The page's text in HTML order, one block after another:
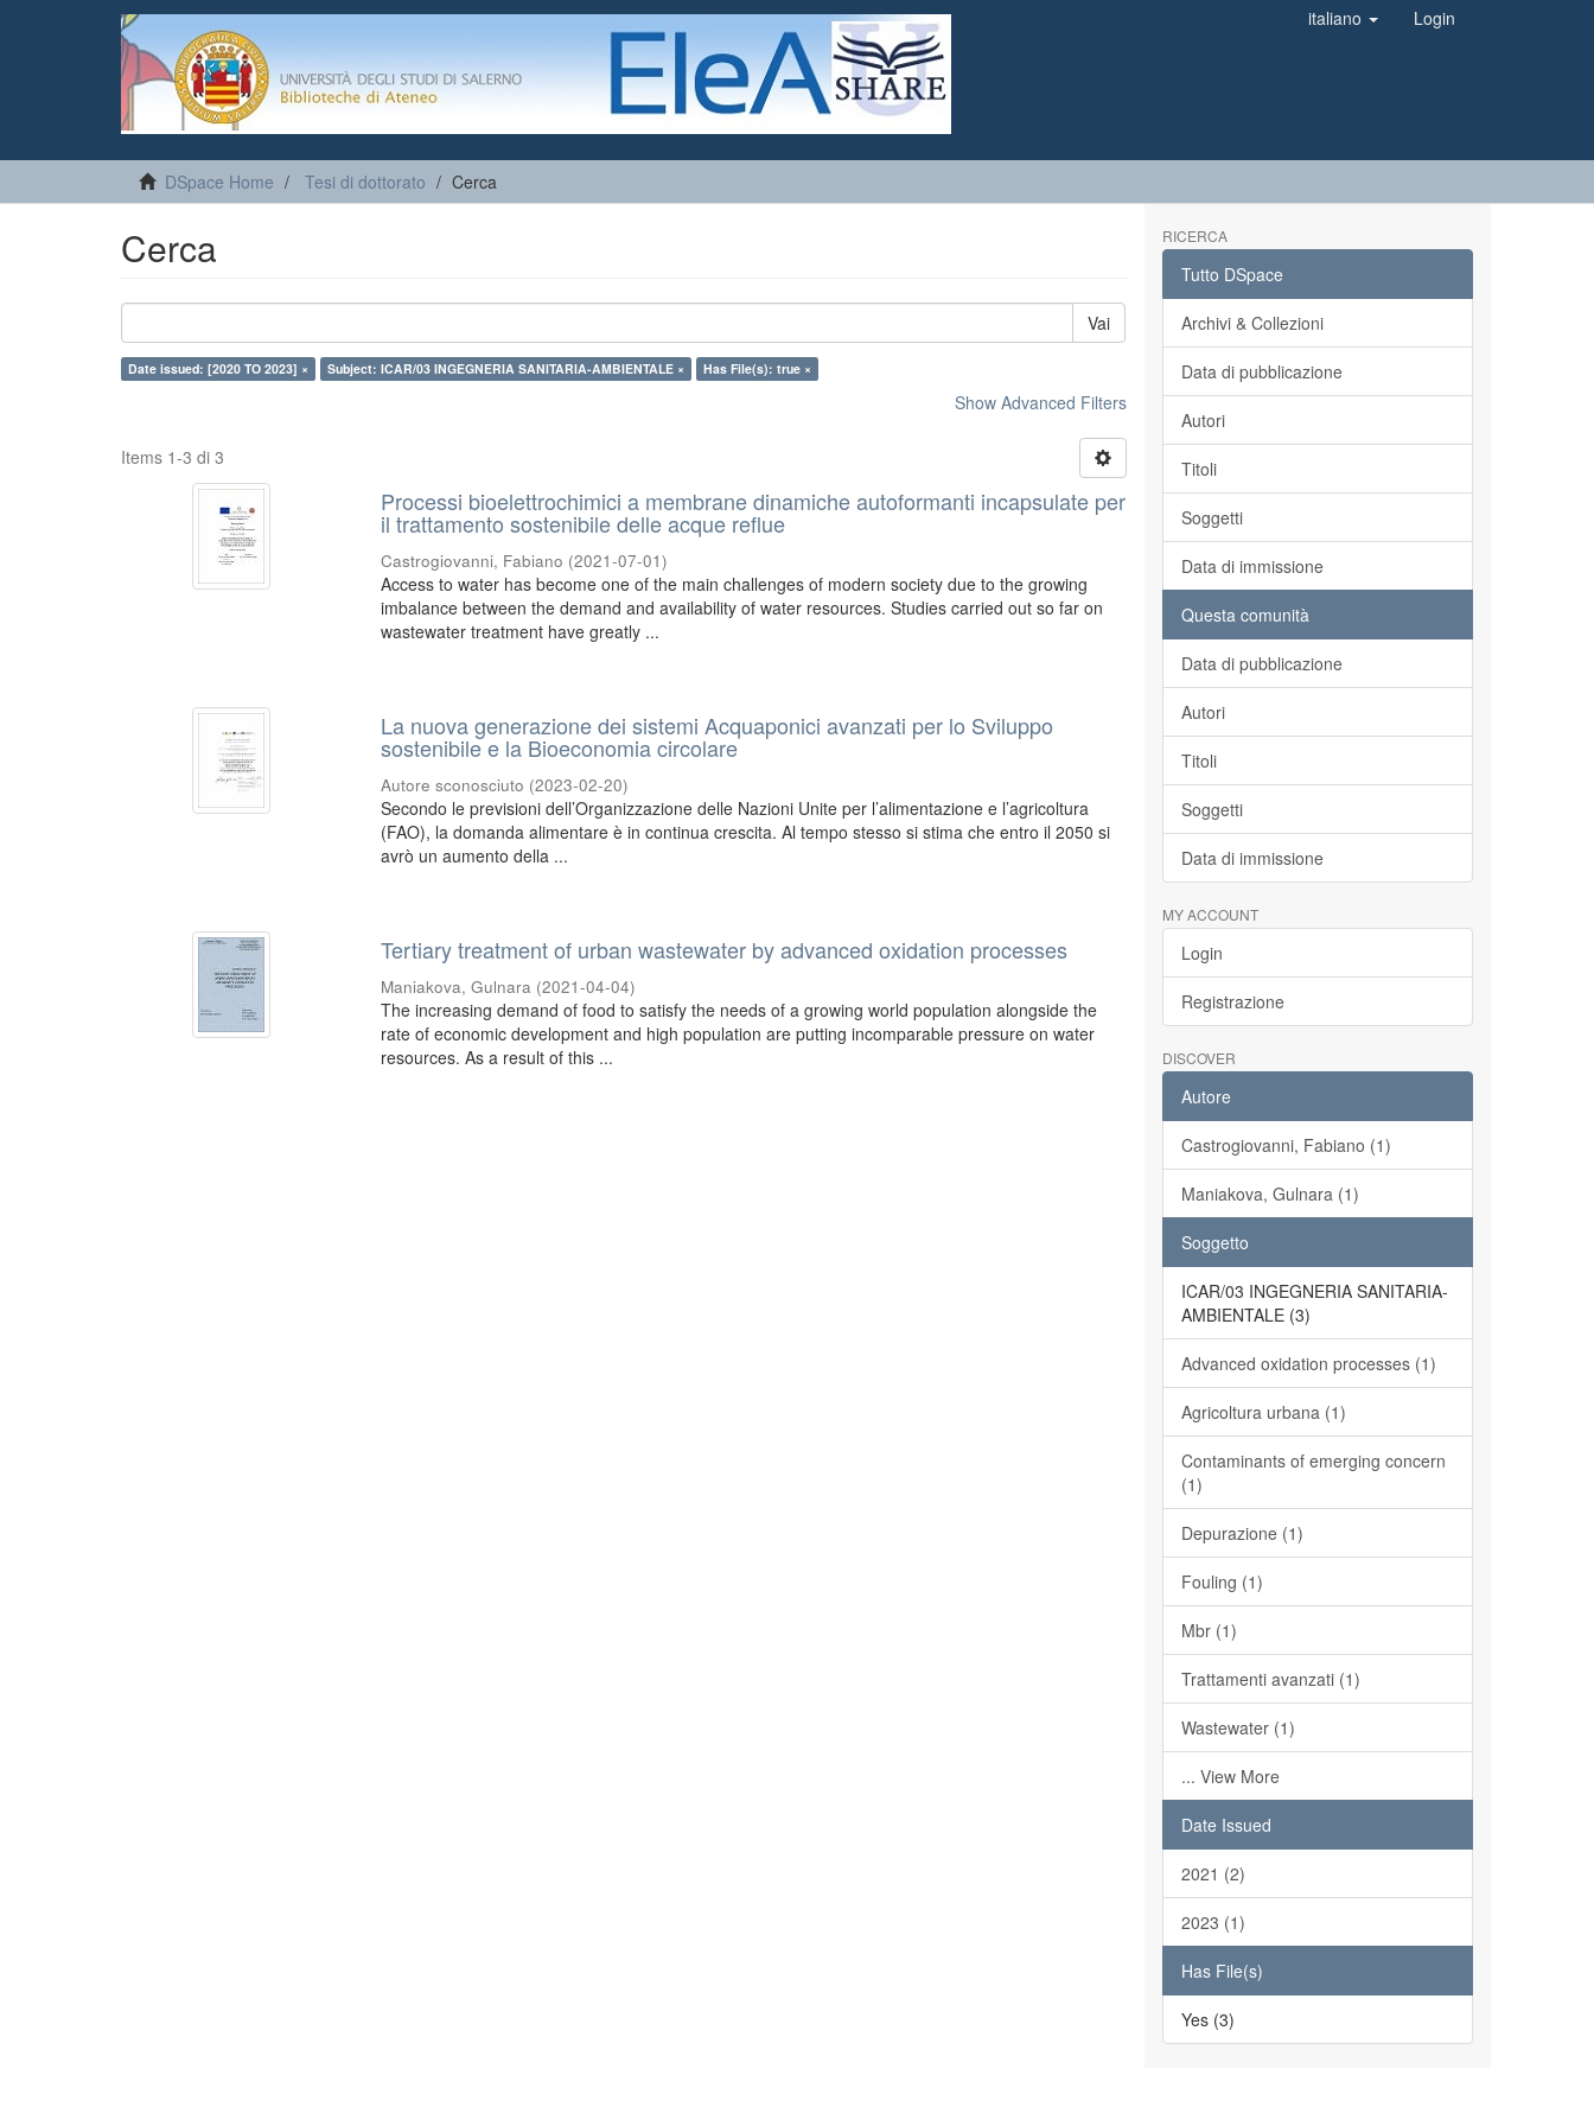
italiano Login
DSpace Home Tesi di dottorato Cerca
Cerca
Vai
Date issued: [2020 TO 2023] × Subject: ICAR/03 INGEGNERIA SANITARIA-AMBIENTALE × Has File(s): true ×
Show Advanced Filters
Items 1-3 di 3
Processi bioelettrochimici a membrane dinamiche autoformanti incapsulate per
il trattamento sostenibile delle acque reflue
Castrogiovanni, Fabiano (2021-07-01)
Access to water has become one of the main challenges of modern society due to the growing
imbalance between the demand and availability of water resources. Studies carried out so far on
wastewater treatment have greatly ...
La nuova generazione dei sistemi Acquaponici avanzati per lo Sviluppo
sostenibile e la Bioeconomia circolare
Autore sconosciuto (2023-02-20)
Secondo le previsioni dell’Organizzazione delle Nazioni Unite per l’alimentazione e l’agricoltura
(FAO), la domanda alimentare è in continua crescita. Al tempo stesso si stima che entro il 2050 si
avrò un aumento della ...
Tertiary treatment of urban wastewater by advanced oxidation processes
Maniakova, Gulnara (2021-04-04)
The increasing demand of food to satisfy the needs of a growing world population alongside the
rate of economic development and high population are putting incomparable pressure on water
resources. As a result of this ...
RICERCA
Tutto DSpace
Archivi & Collezioni
Data di pubblicazione
Autori
Titoli
Soggetti
Data di immissione
Questa comunità
Data di pubblicazione
Autori
Titoli
Soggetti
Data di immissione
MY ACCOUNT
Login
Registrazione
DISCOVER
Autore
Castrogiovanni, Fabiano (1)
Maniakova, Gulnara (1)
Soggetto
ICAR/03 INGEGNERIA SANITARIA-
AMBIENTALE (3)
Advanced oxidation processes (1)
Agricoltura urbana (1)
Contaminants of emerging concern
(1)
Depurazione (1)
Fouling (1)
Mbr (1)
Trattamenti avanzati (1)
Wastewater (1)
... View More
Date Issued
2021 (2)
2023 (1)
Has File(s)
Yes (3)